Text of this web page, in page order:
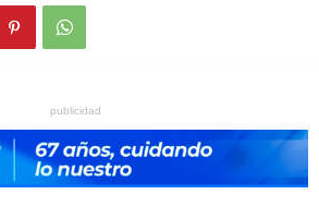
publicidad